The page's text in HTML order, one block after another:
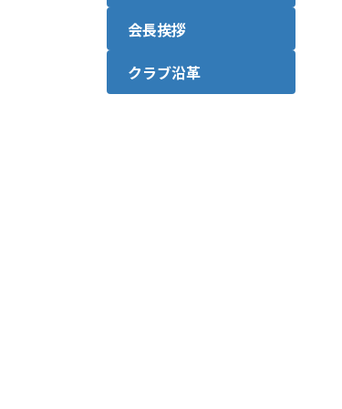
会長挨拶
クラブ沿革